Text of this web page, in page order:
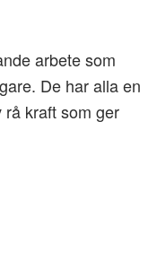
arbete som
De har alla en
kraft som ger